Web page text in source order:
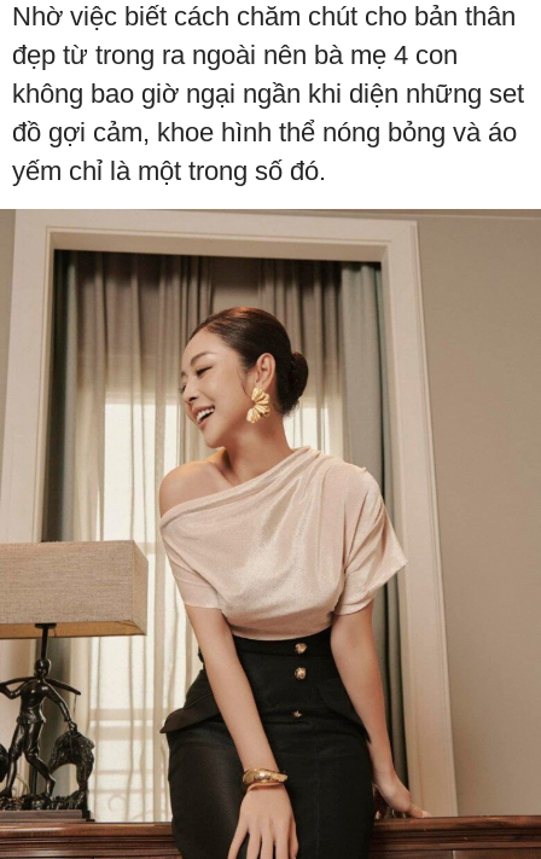
Nhờ việc biết cách chăm chút cho bản thân
đẹp từ trong ra ngoài nên bà mẹ 4 con
không bao giờ ngại ngần khi diện những set
đồ gợi cảm, khoe hình thể nóng bỏng và áo
yếm chỉ là một trong số đó.